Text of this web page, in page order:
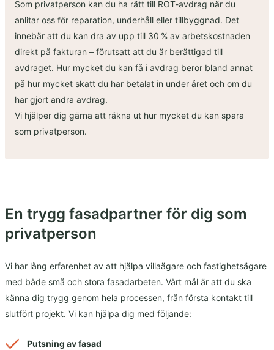
Som privatperson kan du ha rätt till ROT-avdrag när du
anlitar oss för reparation, underhåll eller tillbyggnad. Det
innebär att du kan dra av upp till 30 % av arbetskostnaden
direkt på fakturan – förutsatt att du är berättigad till
avdraget. Hur mycket du kan få i avdrag beror bland annat
på hur mycket skatt du har betalat in under året och om du
har gjort andra avdrag.
Vi hjälper dig gärna att räkna ut hur mycket du kan spara
som privatperson.
En trygg fasadpartner för dig som
privatperson
Vi har lång erfarenhet av att hjälpa villaägare och fastighetsägare
med både små och stora fasadarbeten. Vårt mål är att du ska
känna dig trygg genom hela processen, från första kontakt till
slutfört projekt. Vi kan hjälpa dig med följande:
Putsning av fasad